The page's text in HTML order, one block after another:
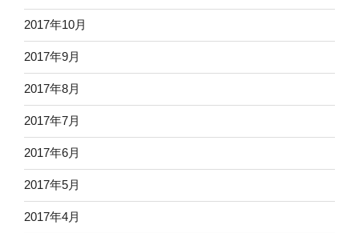
2017年10月
2017年9月
2017年8月
2017年7月
2017年6月
2017年5月
2017年4月